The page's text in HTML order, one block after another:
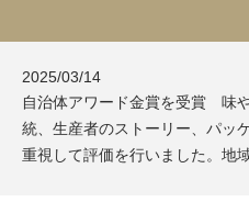
催事情報・お知らせ
2025/03/14
自治体アワード金賞を受賞 味
統、生産者のストーリー、パッ
重視して評価を行いました。地